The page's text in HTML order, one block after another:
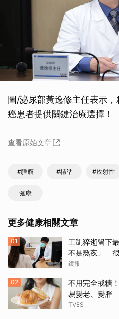
圖/泌尿部黃逸修主任表示
癌患者提供關鍵治療選擇！
查看原始文章
#腫瘤 #精準 #放射性
健康
更多健康相關文章
01
王凱猝逝留下
不是熬夜」 很
鏡報
02
不用完全戒糖
易變老、變胖
TVBS